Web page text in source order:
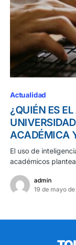
Actualidad
¿QUIÉN ES
ACADÉMICA
El uso de
académicos
admin
19 de mayo